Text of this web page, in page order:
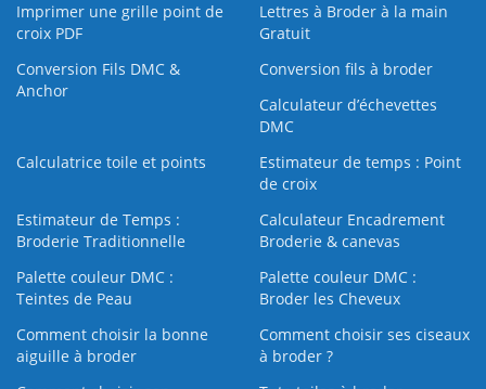
Imprimer une grille point de
croix PDF
Lettres à Broder à la main
Gratuit
Conversion Fils DMC &
Anchor
Conversion fils à broder
Calculateur d’échevettes
DMC
Calculatrice toile et points
Estimateur de temps : Point
de croix
Estimateur de Temps :
Broderie Traditionnelle
Calculateur Encadrement
Broderie & canevas
Palette couleur DMC :
Teintes de Peau
Palette couleur DMC :
Broder les Cheveux
Comment choisir la bonne
aiguille à broder
Comment choisir ses ciseaux
à broder ?